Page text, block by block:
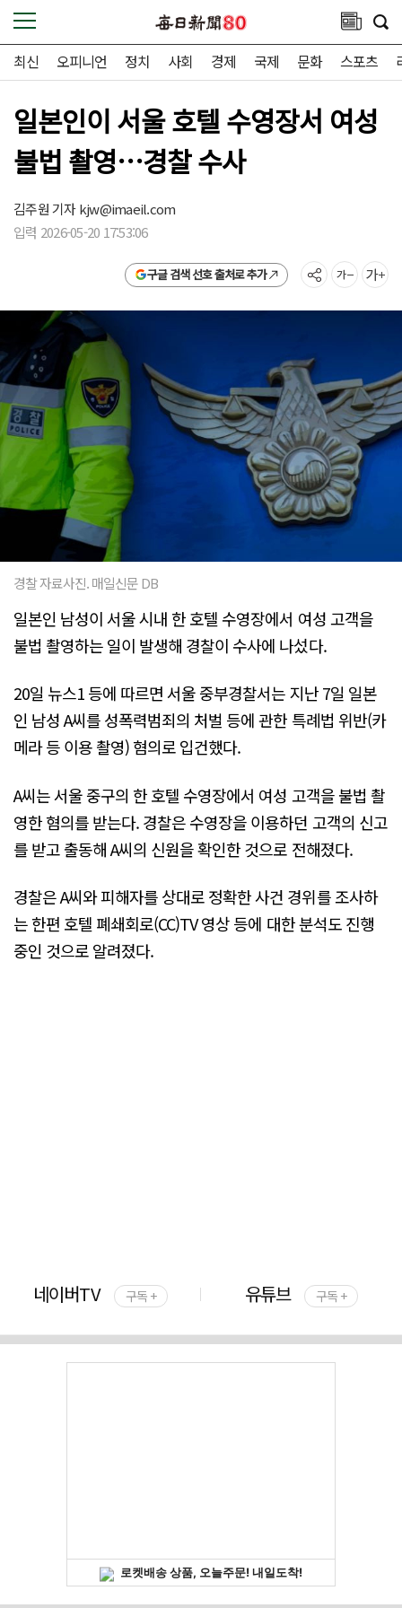
최신 오피니언 정치 사회 경제 국제 문화 스포츠
일본인이 서울 호텔 수영장서 여성
불법 촬영…경찰 수사
김주원 기자kjw@imaeil.com
입력 2026-05-20 17:53:06
구글 검색 선호 출처로 추가
경찰 자료사진. 매일신문 DB
일본인 남성이 서울 시내 한 호텔 수영장에서 여성 고객을
불법 촬영하는 일이 발생해 경찰이 수사에 나섰다.
20일 뉴스1 등에 따르면 서울 중부경찰서는 지난 7일 일본
인 남성 A씨를 성폭력범죄의 처벌 등에 관한 특례법 위반(카
메라 등 이용 촬영) 혐의로 입건했다.
A씨는 서울 중구의 한 호텔 수영장에서 여성 고객을 불법 촬
영한 혐의를 받는다. 경찰은 수영장을 이용하던 고객의 신고
를 받고 출동해 A씨의 신원을 확인한 것으로 전해졌다.
경찰은 A씨와 피해자를 상대로 정확한 사건 경위를 조사하
는 한편 호텔 폐쇄회로(CC)TV 영상 등에 대한 분석도 진행
중인 것으로 알려졌다.
네이버TV 구독 + 유튜브 구독 +